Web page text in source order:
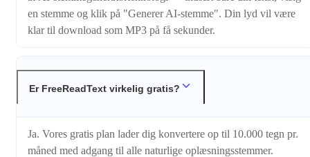
en stemme og klik på "Generer AI-stemme". Din lyd vil være
klar til download som MP3 på få sekunder.
Er FreeReadText virkelig gratis?
Ja. Vores gratis plan lader dig konvertere op til 10.000 tegn pr.
måned med adgang til alle naturlige oplæsningsstemmer.